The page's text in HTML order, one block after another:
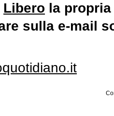
Libero la
sulla e-mail